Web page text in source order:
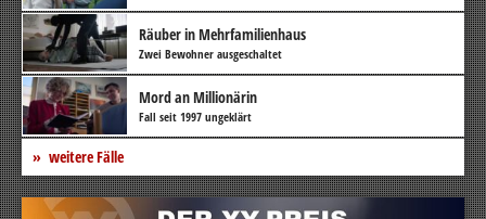
Räuber in Mehrfamilienhaus
Zwei Bewohner ausgeschaltet
Mord an Millionärin
Fall seit 1997 ungeklärt
weitere Fälle